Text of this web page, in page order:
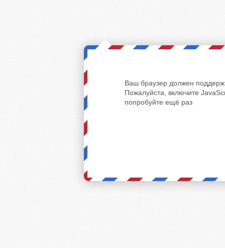
Ваш браузер должен
Пожалуйста, включите
попробуйте ещё раз